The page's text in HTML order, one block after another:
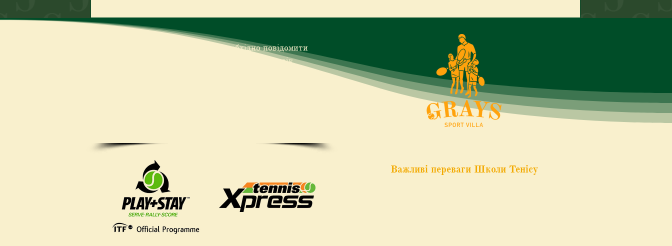
Для початку занять у школі необхідно повідомити
адміністратора школи тенісу Grays про вік
Важливі переваги Школи Тенісу